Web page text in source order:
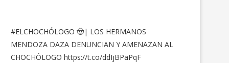
#ELCHOCHÓLOGO 🤠| LOS HERMANOS
MENDOZA DAZA DENUNCIAN Y AMENAZAN AL
CHOCHÓLOGO https://t.co/ddIjBPaPqF